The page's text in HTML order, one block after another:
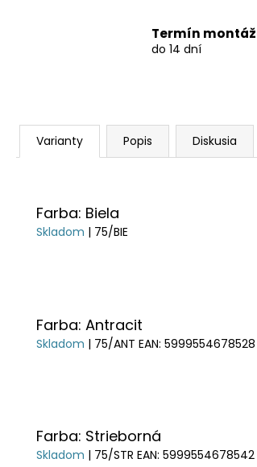
Termín
do 14 dní
Varianty Popis Diskusia
Farba: Biela
Skladom | 75/BIE
Farba: Antracit
Skladom | 75/ANT EAN: 5999554678528
Farba: Strieborná
Skladom | 75/STR EAN: 5999554678542